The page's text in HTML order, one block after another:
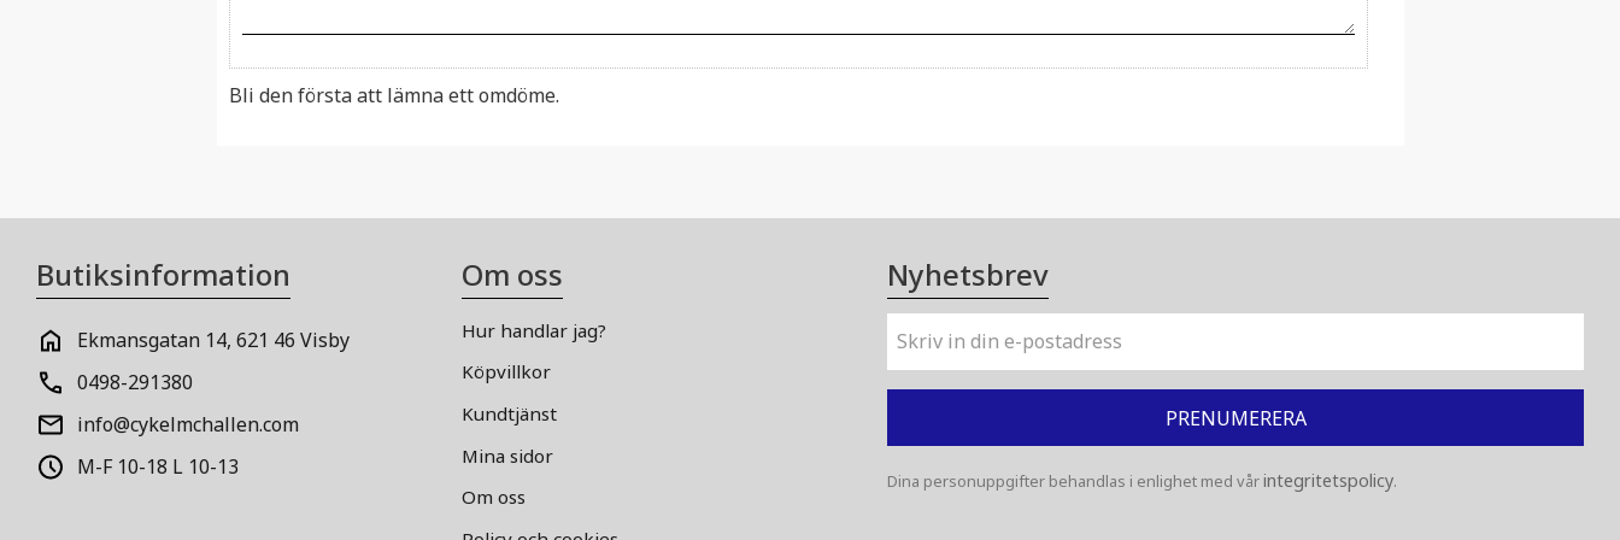
Bli den första att lämna ett omdöme.
Butiksinformation
Ekmansgatan 14, 621 46 Visby
0498-291380
info@cykelmchallen.com
M-F 10-18 L 10-13
Om oss
Hur handlar jag?
Köpvillkor
Kundtjänst
Mina sidor
Om oss
Nyhetsbrev
PRENUMERERA
Dina personuppgifter behandlas i enlighet med vårintegritetspolicy.